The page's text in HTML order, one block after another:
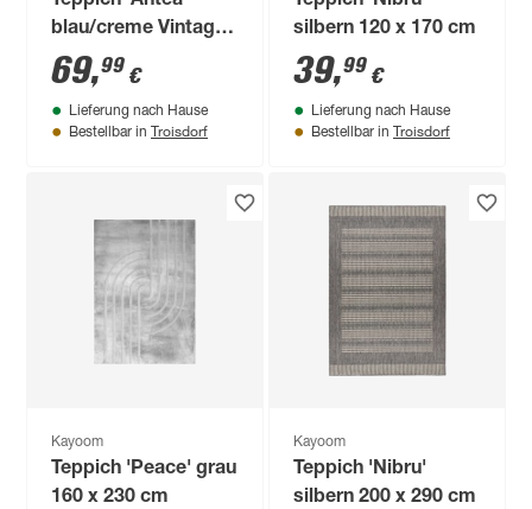
blau/creme Vintage
80 x 150 cm
69,99 €
Lieferung nach Hause
Bestellbar in Troisdorf
silbern 120 x 170 cm
39,99 €
Lieferung nach Hause
Bestellbar in Troisdorf
Kayoom
Teppich 'Peace' grau
160 x 230 cm
Kayoom
Teppich 'Nibru'
silbern 200 x 290 cm